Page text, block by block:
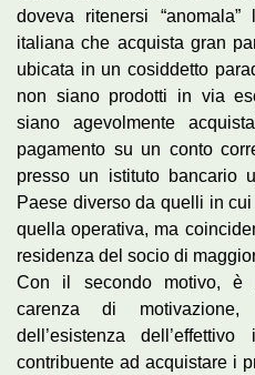
doveva ritenersi
italiana che acquista gran
ubicata in un cosiddetto
non siano prodotti in via
siano agevolmente
pagamento su un conto
presso un istituto bancario
Paese diverso da quelli in
quella operativa, ma
residenza del socio di
Con il secondo motivo, è
carenza di
dell’esistenza
contribuente ad acquistare i